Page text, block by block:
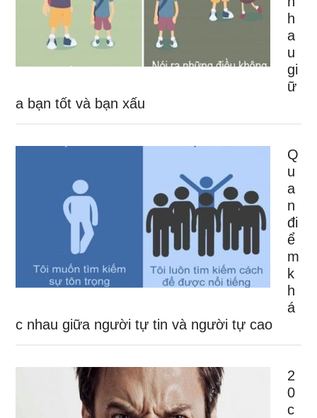
h
a
u
gi
ữ
a bạn tốt và bạn xấu
Q
u
a
n
đi
ể
m
k
h
á
c nhau giữa người tự tin và người tự cao
2
0
c